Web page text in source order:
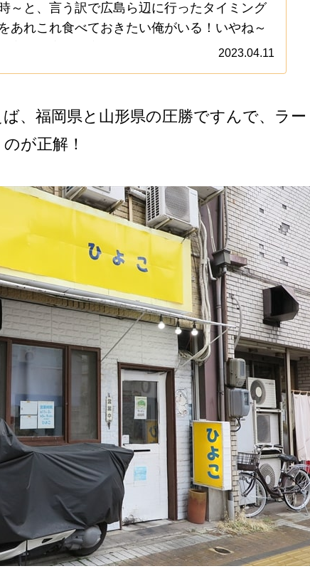
～と、言う訳で広島ら辺に行ったタイミング
あれこれ食べておきたい俺がいる！いやね～
方でも広島県産の生牡蠣とか食べれるので、
2023.04.11
、福岡県と山形県の圧勝ですんで、ラー
が正解！